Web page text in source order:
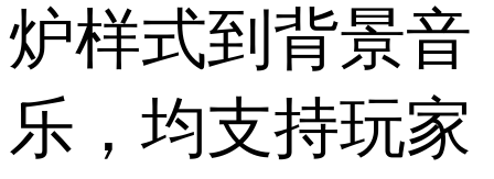
炉样式到背景音
乐，均支持玩家